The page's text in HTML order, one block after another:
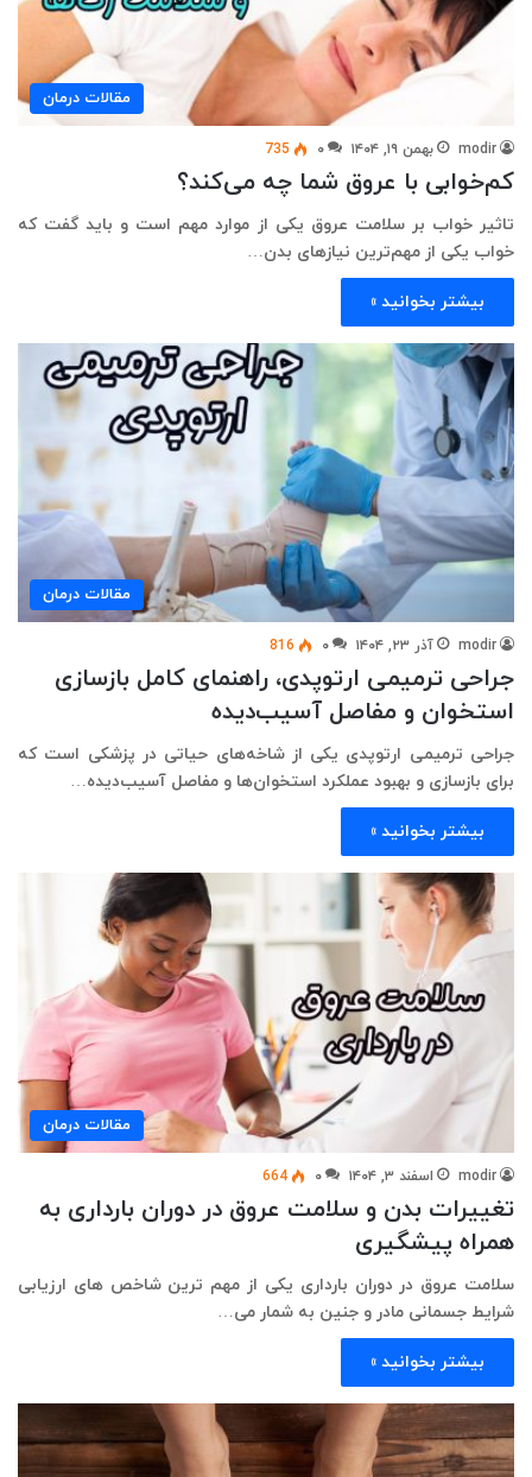
مقالات درمان
modir بهمن ۱۹, ۱۴۰۴ ۰ 735
کم‌خوابی با عروق شما چه می‌کند؟
تاثیر خواب بر سلامت عروق یکی از موارد مهم است و باید گفت که
خواب یکی از مهم‌ترین نیازهای بدن…
بیشتر بخوانید »
مقالات درمان
modir آذر ۲۳, ۱۴۰۴ ۰ 816
جراحی ترمیمی ارتوپدی، راهنمای کامل بازسازی
استخوان و مفاصل آسیب‌دیده
جراحی ترمیمی ارتوپدی یکی از شاخه‌های حیاتی در پزشکی است که
برای بازسازی و بهبود عملکرد استخوان‌ها و مفاصل آسیب‌دیده…
بیشتر بخوانید »
مقالات درمان
modir اسفند ۳, ۱۴۰۴ ۰ 664
تغییرات بدن و سلامت عروق در دوران بارداری به
همراه پیشگیری
سلامت عروق در دوران بارداری یکی از مهم ترین شاخص های ارزیابی
شرایط جسمانی مادر و جنین به شمار می…
بیشتر بخوانید »